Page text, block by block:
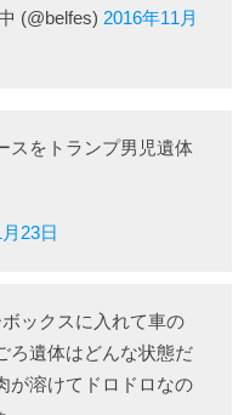
(@belfes) 2016年11月
スをトランプ男児遺体
23日
ックスに入れて車の
ろ遺体はどんな状態だ
が溶けてドロドロなの